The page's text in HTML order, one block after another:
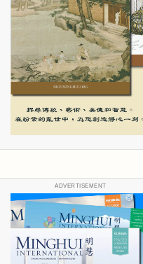
ADVERTISEMENT